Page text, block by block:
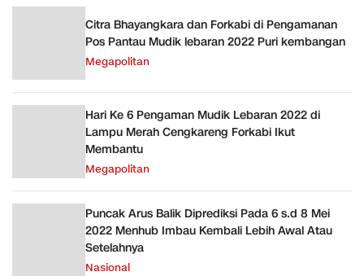
Citra Bhayangkara dan Forkabi di Pengamanan
Pos Pantau Mudik lebaran 2022 Puri kembangan
Megapolitan
Hari Ke 6 Pengaman Mudik Lebaran 2022 di
Lampu Merah Cengkareng Forkabi Ikut
Membantu
Megapolitan
Puncak Arus Balik Diprediksi Pada 6 s.d 8 Mei
2022 Menhub Imbau Kembali Lebih Awal Atau
Setelahnya
Nasional